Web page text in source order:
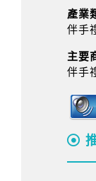
產業
伴手
主要
伴手